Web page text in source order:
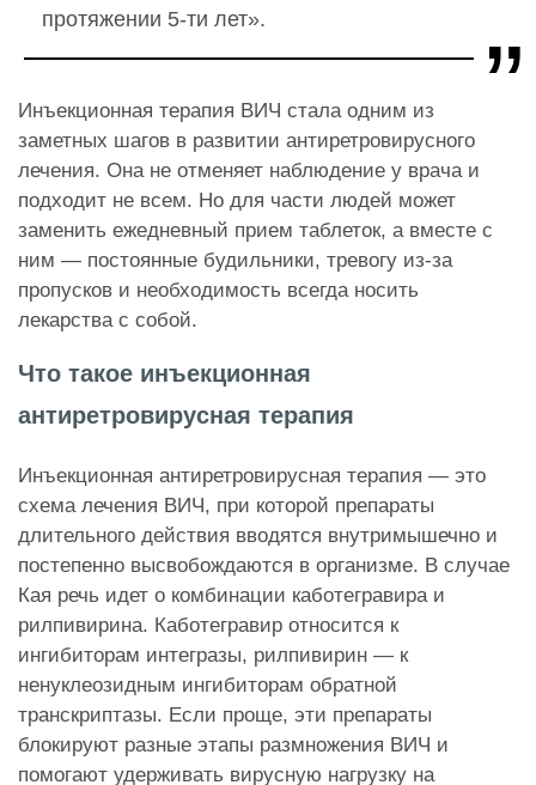
протяжении 5-ти лет».
Инъекционная терапия ВИЧ стала одним из
заметных шагов в развитии антиретровирусного
лечения. Она не отменяет наблюдение у врача и
подходит не всем. Но для части людей может
заменить ежедневный прием таблеток, а вместе с
ним — постоянные будильники, тревогу из-за
пропусков и необходимость всегда носить
лекарства с собой.
Что такое инъекционная
антиретровирусная терапия
Инъекционная антиретровирусная терапия — это
схема лечения ВИЧ, при которой препараты
длительного действия вводятся внутримышечно и
постепенно высвобождаются в организме. В случае
Кая речь идет о комбинации каботегравира и
рилпивирина. Каботегравир относится к
ингибиторам интегразы, рилпивирин — к
ненуклеозидным ингибиторам обратной
транскриптазы. Если проще, эти препараты
блокируют разные этапы размножения ВИЧ и
помогают удерживать вирусную нагрузку на